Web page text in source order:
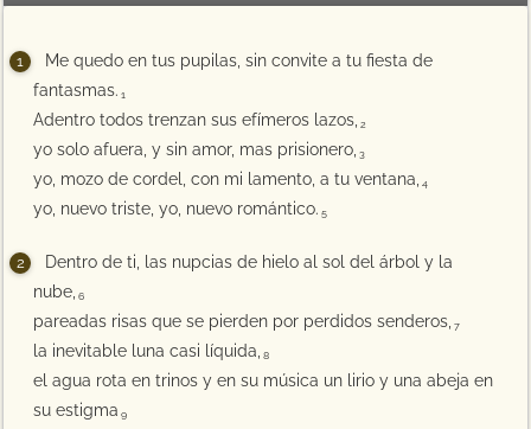
Me quedo en tus pupilas, sin convite a tu fiesta de
fantasmas. 1
Adentro todos trenzan sus efímeros lazos, 2
yo solo afuera, y sin amor, mas prisionero, 3
yo, mozo de cordel, con mi lamento, a tu ventana, 4
yo, nuevo triste, yo, nuevo romántico. 5
Dentro de ti, las nupcias de hielo al sol del árbol y la
nube, 6
pareadas risas que se pierden por perdidos senderos, 7
la inevitable luna casi líquida, 8
el agua rota en trinos y en su música un lirio y una abeja en
su estigma 9